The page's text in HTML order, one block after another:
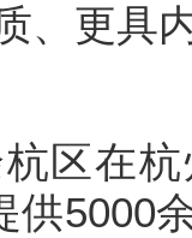
、更具
区在
供5000